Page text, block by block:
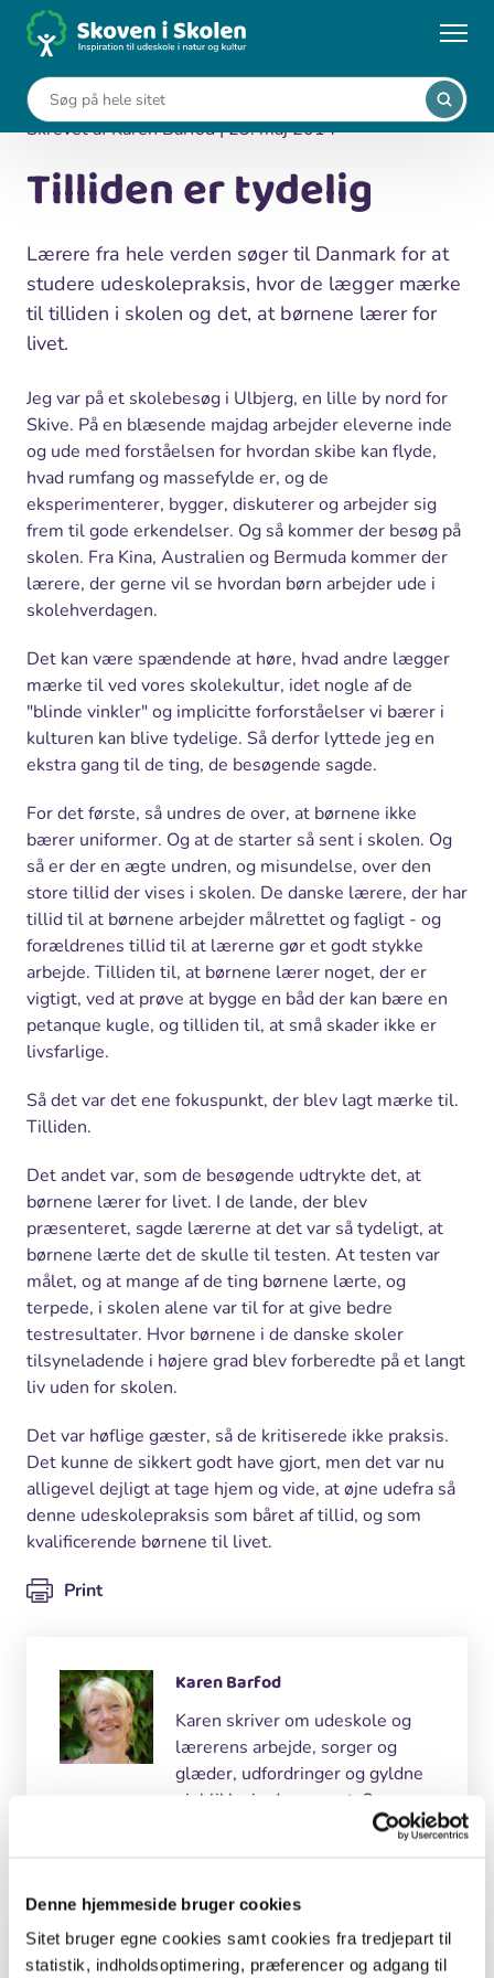
Denne hjemmeside bruger cookies
Sitet bruger egne cookies samt cookies fra tredjepart til
statistik, indholdsoptimering, præferencer og adgang til
... Blogs Tilliden er tydelig
Skrevet af Karen Barfod | 23. maj 2014
Tilliden er tydelig
Lærere fra hele verden søger til Danmark for at
studere udeskolepraksis, hvor de lægger mærke
til tilliden i skolen og det, at børnene lærer for
livet.
Jeg var på et skolebesøg i Ulbjerg, en lille by nord for
Skive. På en blæsende majdag arbejder eleverne inde
og ude med forståelsen for hvordan skibe kan flyde,
hvad rumfang og massefylde er, og de
eksperimenterer, bygger, diskuterer og arbejder sig
frem til gode erkendelser. Og så kommer der besøg på
skolen. Fra Kina, Australien og Bermuda kommer der
lærere, der gerne vil se hvordan børn arbejder ude i
skolehverdagen.
Det kan være spændende at høre, hvad andre lægger
mærke til ved vores skolekultur, idet nogle af de
"blinde vinkler" og implicitte forforståelser vi bærer i
kulturen kan blive tydelige. Så derfor lyttede jeg en
ekstra gang til de ting, de besøgende sagde.
For det første, så undres de over, at børnene ikke
bærer uniformer. Og at de starter så sent i skolen. Og
så er der en ægte undren, og misundelse, over den
store tillid der vises i skolen. De danske lærere, der har
tillid til at børnene arbejder målrettet og fagligt - og
forældrenes tillid til at lærerne gør et godt stykke
arbejde. Tilliden til, at børnene lærer noget, der er
vigtigt, ved at prøve at bygge en båd der kan bære en
petanque kugle, og tilliden til, at små skader ikke er
livsfarlige.
Så det var det ene fokuspunkt, der blev lagt mærke til.
Tilliden.
Det andet var, som de besøgende udtrykte det, at
børnene lærer for livet. I de lande, der blev
præsenteret, sagde lærerne at det var så tydeligt, at
børnene lærte det de skulle til testen. At testen var
målet, og at mange af de ting børnene lærte, og
terpede, i skolen alene var til for at give bedre
testresultater. Hvor børnene i de danske skoler
tilsyneladende i højere grad blev forberedte på et langt
liv uden for skolen.
Det var høflige gæster, så de kritiserede ikke praksis.
Det kunne de sikkert godt have gjort, men det var nu
alligevel dejligt at tage hjem og vide, at øjne udefra så
denne udeskolepraksis som båret af tillid, og som
kvalificerende børnene til livet.
Print
Karen Barfod
Karen skriver om udeskole og
lærerens arbejde, sorger og
glæder, udfordringer og gyldne
øjeblikke i uderummet. 3
Andre Skribenter